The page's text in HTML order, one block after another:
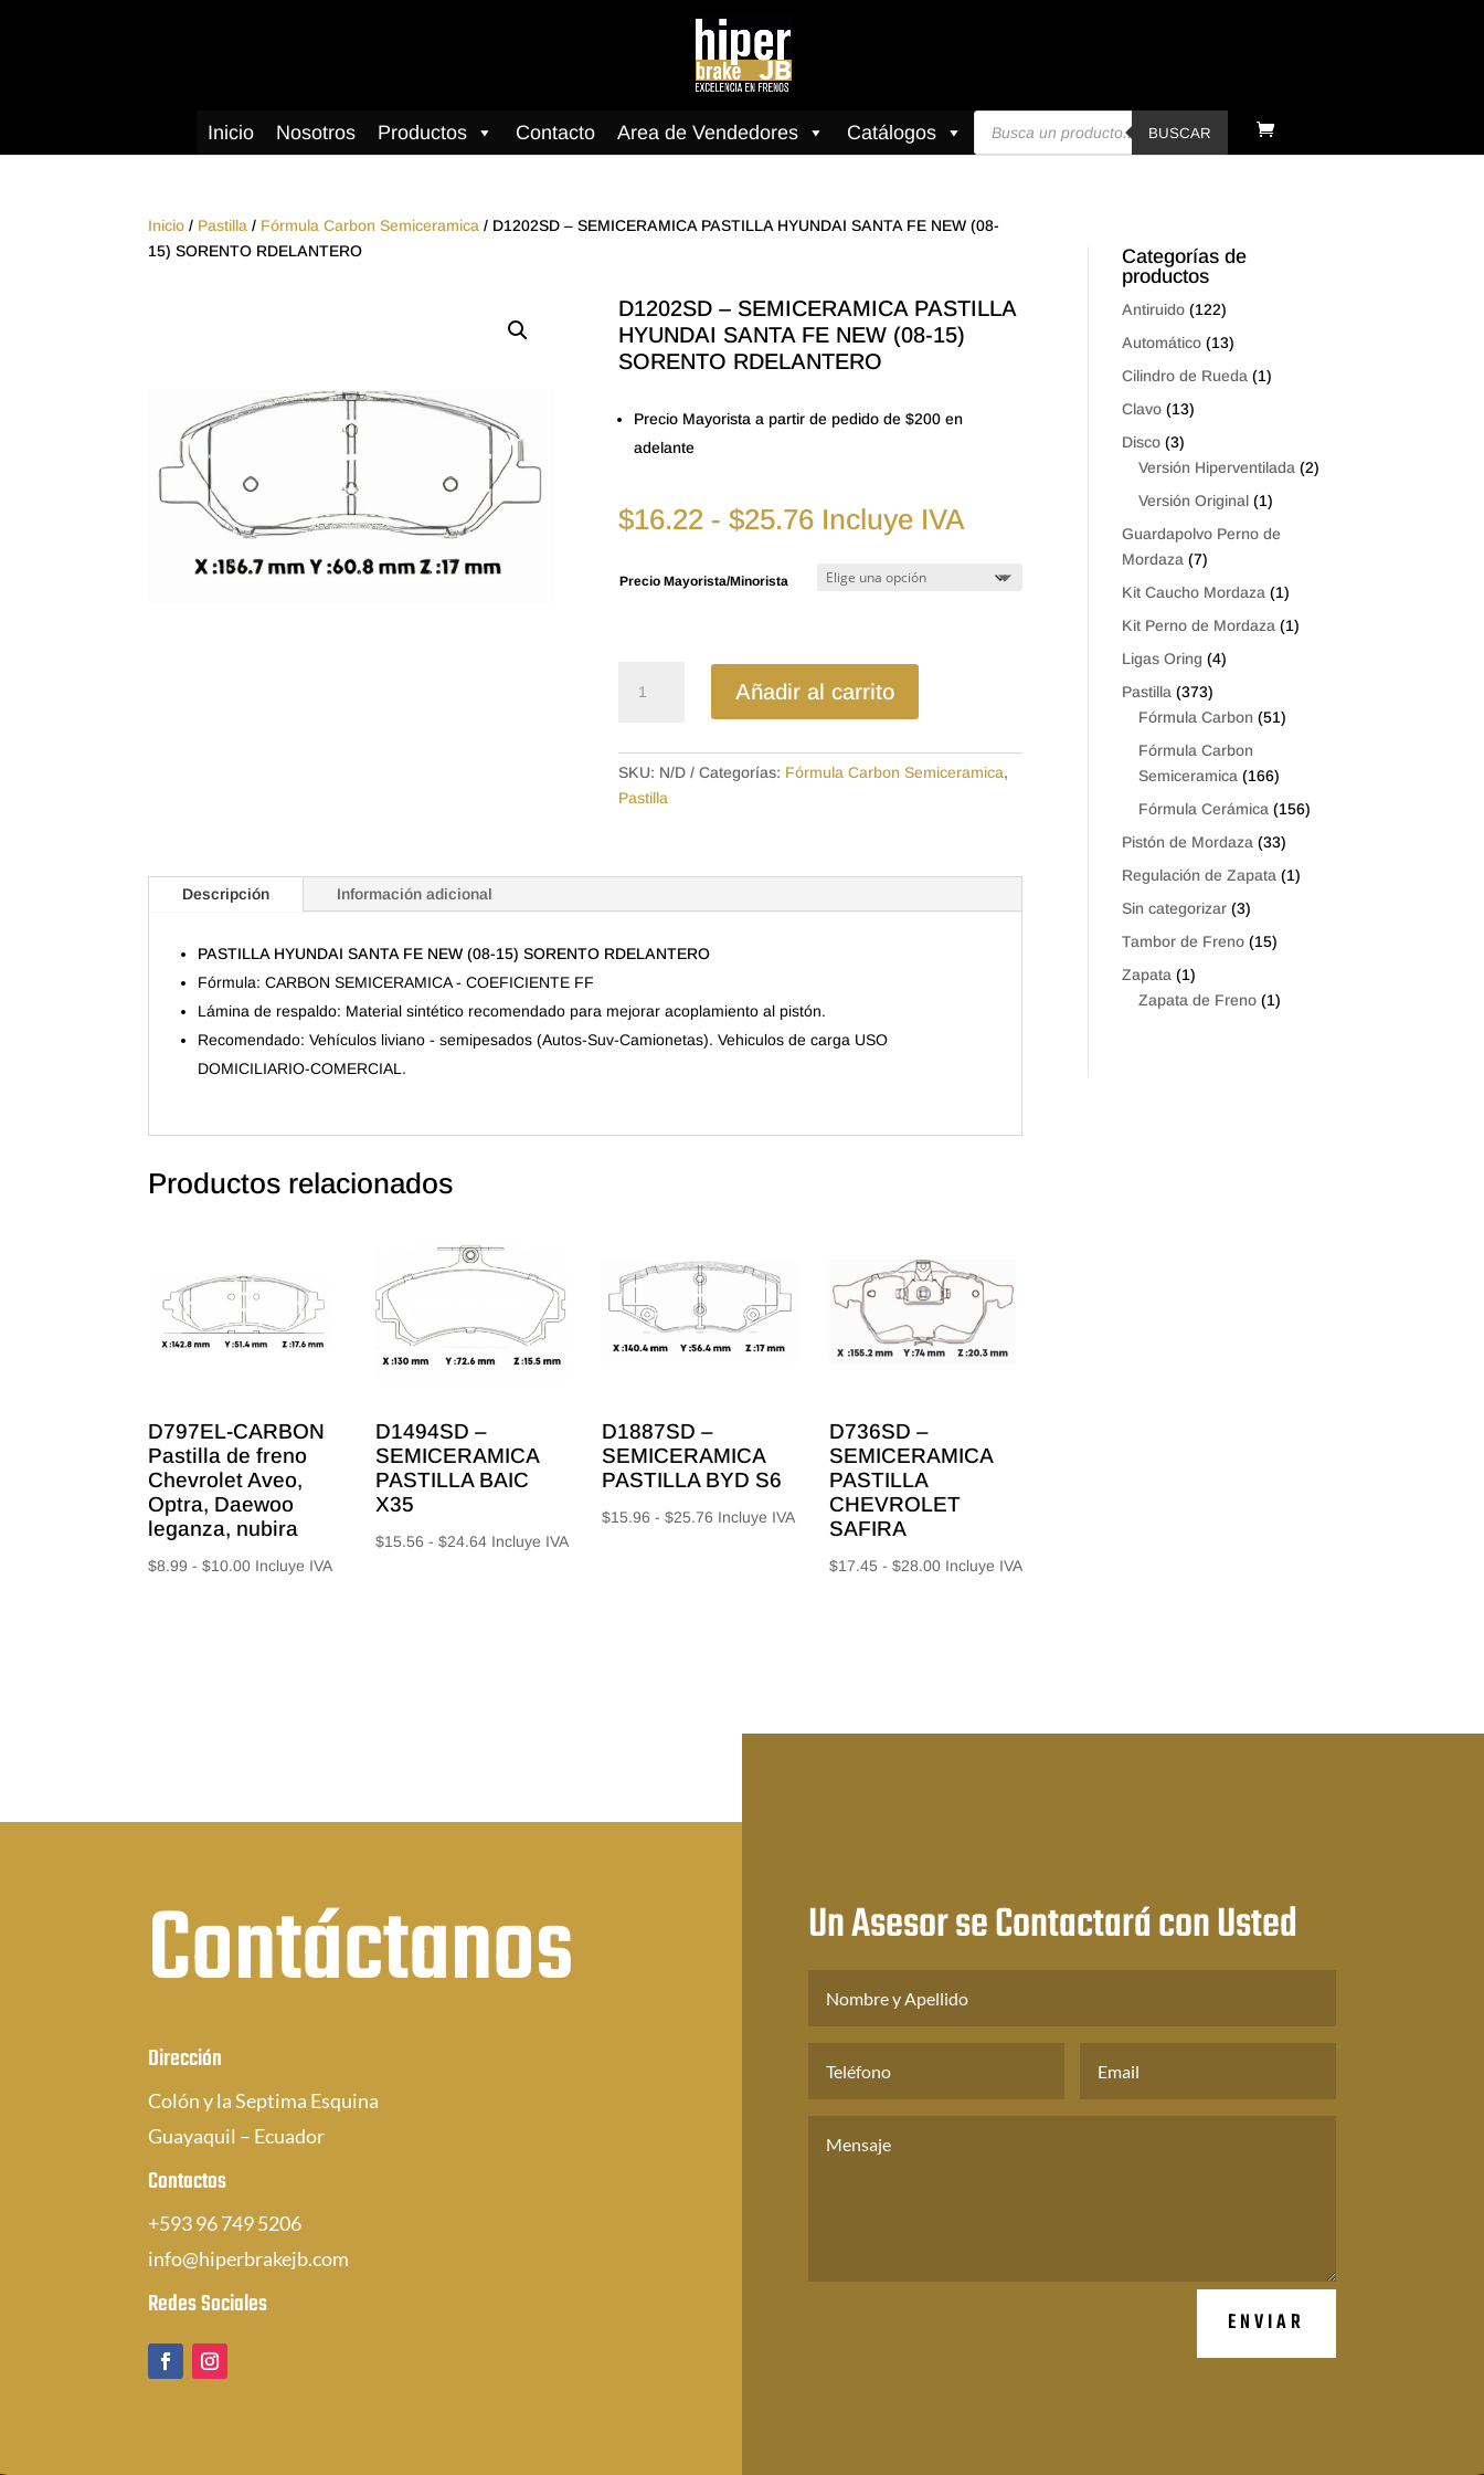
Inicio Nosotros Productos Contacto Area de Vendedores Catálogos
Búsqueda
BUSCAR
Inicio / Pastilla / Fórmula Carbon Semiceramica / D1202SD – SEMICERAMICA PASTILLA HYUNDAI SANTA FE NEW (08-
15) SORENTO RDELANTERO
D1202SD – SEMICERAMICA PASTILLA
HYUNDAI SANTA FE NEW (08-15)
SORENTO RDELANTERO
Precio Mayorista a partir de pedido de $200 en
adelante
$16.22 - $25.76Rango
precios:
desde
$25.76
Incluye IVA
Precio Mayorista/Minorista
SEMICERAMICA
HYUNDAI
SANTA
(08-
RDELANTERO
Añadir al carrito
SKU: N/D Categorías: Fórmula Carbon Semiceramica,
Pastilla
Descripción Información adicional
PASTILLA HYUNDAI SANTA FE NEW (08-15) SORENTO RDELANTERO
Fórmula: CARBON SEMICERAMICA - COEFICIENTE FF
Lámina de respaldo: Material sintético recomendado para mejorar acoplamiento al pistón.
Recomendado: Vehículos liviano - semipesados (Autos-Suv-Camionetas). Vehiculos de carga USO
DOMICILIARIO-COMERCIAL.
Productos relacionados
D797EL-CARBON
Pastilla de freno
Chevrolet Aveo,
Optra, Daewoo
leganza, nubira
$8.99 - $10.00Rango
Incluye IVA
D1494SD –
SEMICERAMICA
PASTILLA BAIC
X35
$15.56 - $24.64Rango
Incluye IVA
D1887SD –
SEMICERAMICA
PASTILLA BYD S6
$15.96 - $25.76 Rango
Incluye IVA
D736SD –
SEMICERAMICA
PASTILLA
CHEVROLET
SAFIRA
$17.45 - $28.00Rango
$28.00
Incluye IVA
Categorías de
productos
Antiruido (122)
Automático (13)
Cilindro de Rueda (1)
Clavo (13)
Disco (3)
Versión Hiperventilada (2)
Versión Original (1)
Guardapolvo Perno de
Mordaza (7)
Kit Caucho Mordaza (1)
Kit Perno de Mordaza (1)
Ligas Oring (4)
Pastilla (373)
Fórmula Carbon (51)
Fórmula Carbon
Semiceramica (166)
Fórmula Cerámica (156)
Pistón de Mordaza (33)
Regulación de Zapata (1)
Sin categorizar (3)
Tambor de Freno (15)
Zapata (1)
Zapata de Freno (1)
Contáctanos
Dirección
Colón y la Septima Esquina
Guayaquil – Ecuador
Contactos
+593 96 749 5206
info@hiperbrakejb.com
Redes Sociales
Un Asesor se Contactará con Usted
ENVIAR